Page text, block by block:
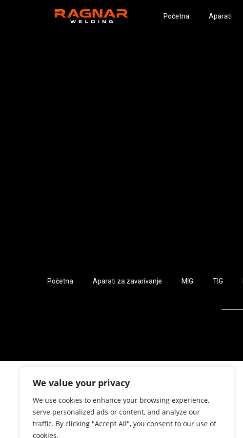
We value your privacy
We use cookies to enhance your browsing experience,
serve personalized ads or content, and analyze our
traffic. By clicking "Accept All", you consent to our use of
cookies.
Početna Aparati
Početna Aparati za zavarivanje MIG TIG